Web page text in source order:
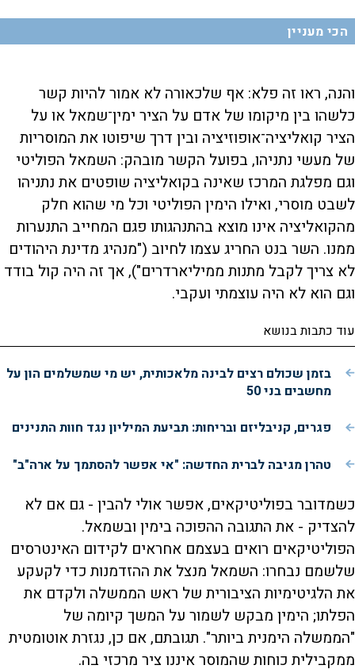
הכי מעניין
והנה, ראו זה פלא: אף שלכאורה לא אמור להיות קשר
כלשהו בין מיקומו של אדם על הציר ימין־שמאל או על
הציר קואליציה־אופוזיציה ובין דרך שיפוטו את המוסריות
של מעשי נתניהו, בפועל הקשר מובהק: השמאל הפוליטי
וגם מפלגת המרכז שאינה בקואליציה שופטים את נתניהו
לשבט מוסרי, ואילו הימין הפוליטי וכל מי שהוא חלק
מהקואליציה אינו מוצא בהתנהגותו פגם המחייב התנערות
ממנו. השר בנט החריג עצמו לחיוב ("מנהיג מדינת היהודים
לא צריך לקבל מתנות ממיליארדרים"), אך זה היה קול בודד
וגם הוא לא היה עוצמתי ועקבי.
עוד כתבות בנושא
בזמן שכולם רצים לבינה מלאכותית, יש מי שמשלמים הון על
מחשבים בני 50
פגרים, קניבליזם ובריחות: תביעת המיליון נגד חוות התנינים
טהרן מגיבה לברית החדשה: "אי אפשר להסתמך על ארה"ב"
כשמדובר בפוליטיקאים, אפשר אולי להבין - גם אם לא
להצדיק - את התגובה ההפוכה בימין ובשמאל.
הפוליטיקאים רואים בעצמם אחראים לקידום האינטרסים
שלשמם נבחרו: השמאל מנצל את ההזדמנות כדי לקעקע
את הלגיטימיות הציבורית של ראש הממשלה ולקדם את
הפלתו; הימין מבקש לשמור על המשך קיומה של
"הממשלה הימנית ביותר". תגובתם, אם כן, נגזרת אוטומטית
ממקבילית כוחות שהמוסר איננו ציר מרכזי בה.